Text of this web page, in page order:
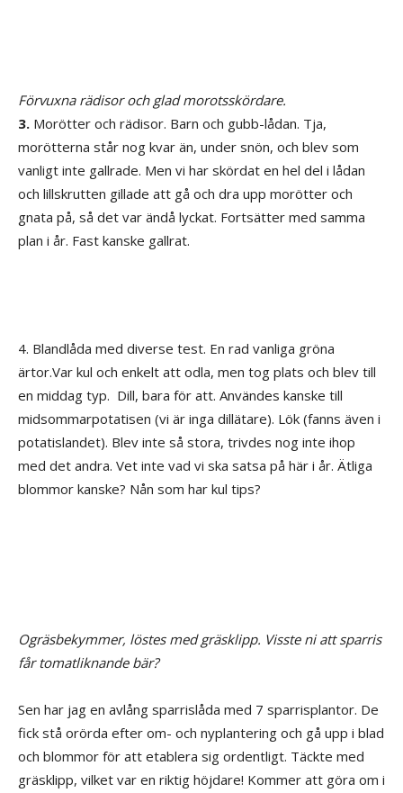
Förvuxna rädisor och glad morotsskördare.
3. Morötter och rädisor. Barn och gubb-lådan. Tja,
morötterna står nog kvar än, under snön, och blev som
vanligt inte gallrade. Men vi har skördat en hel del i lådan
och lillskrutten gillade att gå och dra upp morötter och
gnata på, så det var ändå lyckat. Fortsätter med samma
plan i år. Fast kanske gallrat.
4. Blandlåda med diverse test. En rad vanliga gröna
ärtor.Var kul och enkelt att odla, men tog plats och blev till
en middag typ. Dill, bara för att. Användes kanske till
midsommarpotatisen (vi är inga dillätare). Lök (fanns även i
potatislandet). Blev inte så stora, trivdes nog inte ihop
med det andra. Vet inte vad vi ska satsa på här i år. Ätliga
blommor kanske? Nån som har kul tips?
Ogräsbekymmer, löstes med gräsklipp. Visste ni att sparris
får tomatliknande bär?
Sen har jag en avlång sparrislåda med 7 sparrisplantor. De
fick stå orörda efter om- och nyplantering och gå upp i blad
och blommor för att etablera sig ordentligt. Täckte med
gräsklipp, vilket var en riktig höjdare! Kommer att göra om i